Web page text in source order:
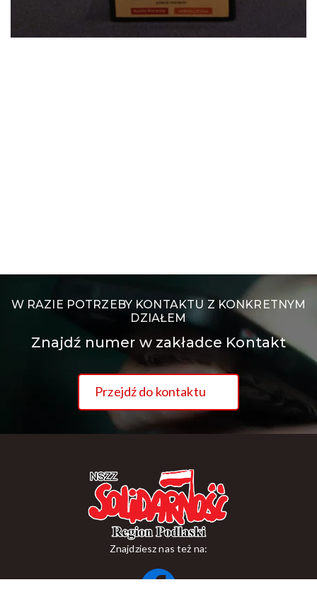
W RAZIE POTRZEBY KONTAKTU Z KONKRETNYM
DZIAŁEM
Znajdź numer w zakładce Kontakt
Przejdź do kontaktu
Znajdziesz nas też na: